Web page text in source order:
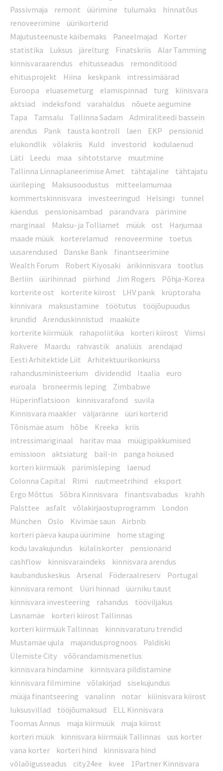
Passivmaja
remont üürimine tulumaks
hinnatõus
renoveerimine
üürikorterid
Majutusteenuste käibemaks
Paneelmajad
Korter
statistika
Luksus järelturg Finatskriis
Alar Tamming
kinnisvaraarendus
ehitusseadus
remonditööd
ehitusprojekt
Hiina keskpank
intressimäärad
Euroopa
eluasemeturg elamispinnad turg
kiinisvara
aktsiad
indeksfond varahaldus
nõuete aegumine
Tapa
Tamsalu Tallinna Sadam
Admiraliteedi bassein
arendus
Pank tausta kontroll laen EKP
pensionid
elukondlik
võlakriis Kuld investorid
kodulaenud
Läti
Leedu maa sihtotstarve
muutmine
Tallinna Linnaplaneerimise Amet
tähtajaline
tähtajatu
üürileping
Maksusoodustus
mitteelamumaa
kommertskinnisvara
investeeringud Helsingi
tunnel
käendus
pensionisambad pärandvara
pärimine
marginaal
Maksu- ja Tolliamet müük ost
Harjumaa
maade müük
korterelamud renoveermine
toetus
uusarendused
Danske Bank
finantseerimine
Wealth Forum
Robert Kiyosaki ärikinnisvara
tootlus
Berliin
üürihinnad piirhind Jim Rogers
Põhja-Korea
korterite ost
korterite kiirost LHV pank
krüptoraha
kinnivara
maksustamine töötutus
tööjõupuudus
krundid
Arenduskinnistud
maaküte
korterite kiirmüük
rahapoliitika korteri kiirost
Viimsi
Rakvere
Maardu rahvastik analüüs
arendajad
Eesti Arhitektide Liit
Arhitektuurikonkurss
rahandusministeerium
dividendid Itaalia
euro
euroala
broneermis leping
Zimbabwe
Hüperinflatsioon
kinnisvarafond
suvila
Kinnisvara maakler
väljaränne
üüri korterid
Tõnismäe asum
hõbe Kreeka
kriis
intressimariginaal
haritav maa
müügipakkumised
emissioon
aktsiaturg bail-in
panga hoiused
korteri kiirmüük
pärimisleping
laenud
Colonna Capital
Rimi ruutmeetrihind
eksport
Ergo Mõttus
Sõbra Kinnisvara finantsvabadus
krahh
Palsttee
asfalt võlakirjaostuprogramm
London
München
Oslo Kivimäe saun
Airbnb
korteri päeva kaupa üürimine
home staging
kodu lavakujundus
külaliskorter
pensionärid
cashflow
kinnisvaraindeks
kinnisvara arendus
kaubanduskeskus
Arsenal Föderaalreserv
Portugal
kinnisvara remont
Üüri hinnad
üürniku taust
kinnisvara investeering
rahandus
tööviljakus
Lasnamäe
korteri kiirost Tallinnas
korteri kiirmüük Tallinnas
kinnisvaraturu trendid
Mustamäe ujula
majandusprognoos
Paldiski
Ülemiste City
võõrandamismenetlus
kinnisvara hindamine
kinnisvara pildistamine
kinnisvara filmimine
võlakirjad
sisekujundus
müüja finantseering
vanalinn notar
kiiinisvara kiirost
luksusvillad
tööjõumaksud
ELL Kinnisvara
Toomas Annus
maja kiirmüük
maja kiirost
korteri müük
kinnisvara kiirmüük Tallinnas
uus korter
vana korter
korteri hind
kinnisvara hind
võlaõigusseadus
city24ee kvee
1Partner Kinnisvara